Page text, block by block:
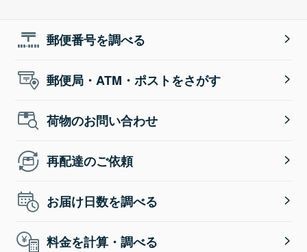
郵便番号を調べる
郵便局・ATM・ポストをさがす
荷物のお問い合わせ
再配達のご依頼
お届け日数を調べる
料金を計算・調べる